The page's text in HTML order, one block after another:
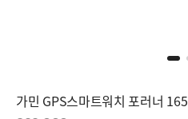
가민 GPS스마트워치 포러너 165